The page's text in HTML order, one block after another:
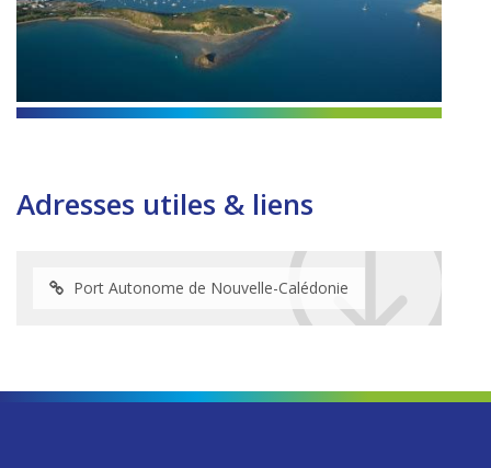
Adresses utiles & liens
Port Autonome de Nouvelle-Calédonie